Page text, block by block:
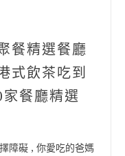
餐精選餐廳
式飲茶吃到
餐廳精選
障礙 , 你愛吃的爸媽